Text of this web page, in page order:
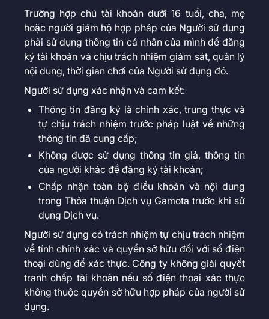
Trường hợp chủ tài khoản dưới 16 tuổi, cha, mẹ
hoặc người giám hộ hợp pháp của Người sử dụng
phải sử dụng thông tin cá nhân của mình để đăng
ký tài khoản và chịu trách nhiệm giám sát, quản lý
nội dung, thời gian chơi của Người sử dụng đó.
Người sử dụng xác nhận và cam kết:
Thông tin đăng ký là chính xác, trung thực và
tự chịu trách nhiệm trước pháp luật về những
thông tin đã cung cấp;
Không được sử dụng thông tin giả, thông tin
của người khác để đăng ký tài khoản;
Chấp nhận toàn bộ điều khoản và nội dung
trong Thỏa thuận Dịch vụ Gamota trước khi sử
dụng Dịch vụ.
Người sử dụng có trách nhiệm tự chịu trách nhiệm
về tính chính xác và quyền sở hữu đối với số điện
thoại dùng để xác thực. Công ty không giải quyết
tranh chấp tài khoản nếu số điện thoại xác thực
không thuộc quyền sở hữu hợp pháp của người sử
dụng.